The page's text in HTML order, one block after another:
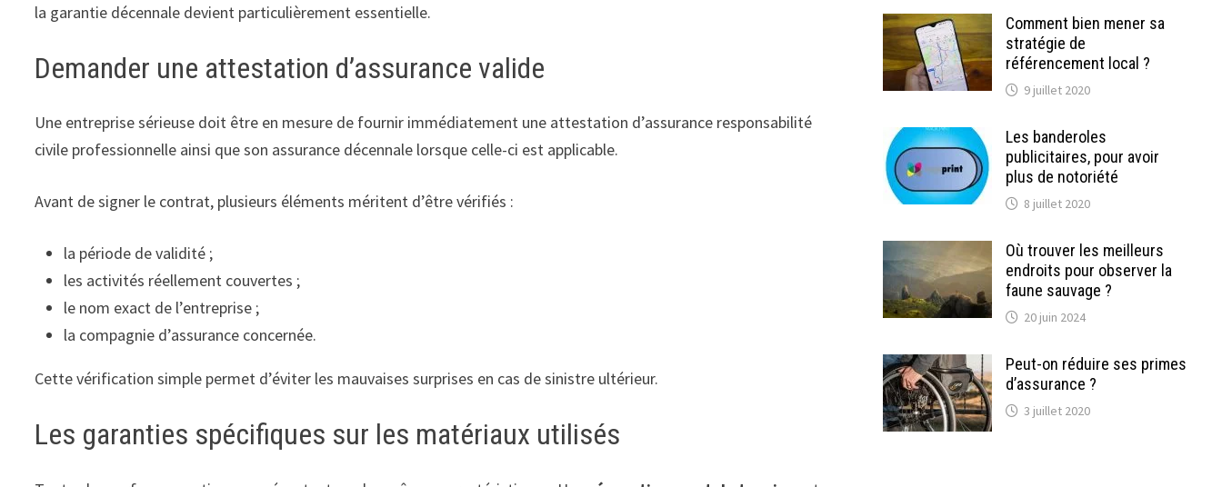
la garantie décennale devient particulièrement essentielle.
Demander une attestation d’assurance valide
Une entreprise sérieuse doit être en mesure de fournir immédiatement une attestation d’assurance responsabilité
civile professionnelle ainsi que son assurance décennale lorsque celle-ci est applicable.
Avant de signer le contrat, plusieurs éléments méritent d’être vérifiés :
la période de validité ;
les activités réellement couvertes ;
le nom exact de l’entreprise ;
la compagnie d’assurance concernée.
Cette vérification simple permet d’éviter les mauvaises surprises en cas de sinistre ultérieur.
Les garanties spécifiques sur les matériaux utilisés
Comment bien mener sa
stratégie de
référencement local ?
9 juillet 2020
Les banderoles
publicitaires, pour avoir
plus de notoriété
8 juillet 2020
Où trouver les meilleurs
endroits pour observer la
faune sauvage ?
20 juin 2024
Peut-on réduire ses primes
d’assurance ?
3 juillet 2020